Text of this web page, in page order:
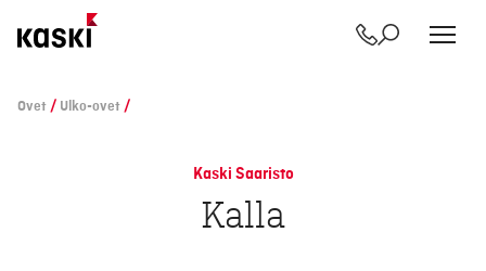
sisältöön
Yhteystiedot
Etsi
Ovet / Ulko-ovet /
Kaski Saaristo
Kalla